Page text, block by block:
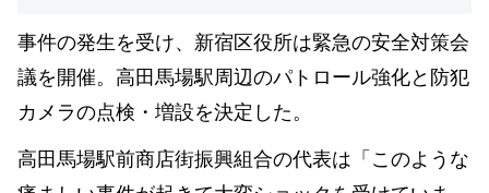
事件の発生を受け、新宿区役所は緊急の安全対策会
議を開催。高田馬場駅周辺のパトロール強化と防犯
カメラの点検・増設を決定した。
高田馬場駅前商店街振興組合の代表は「このような